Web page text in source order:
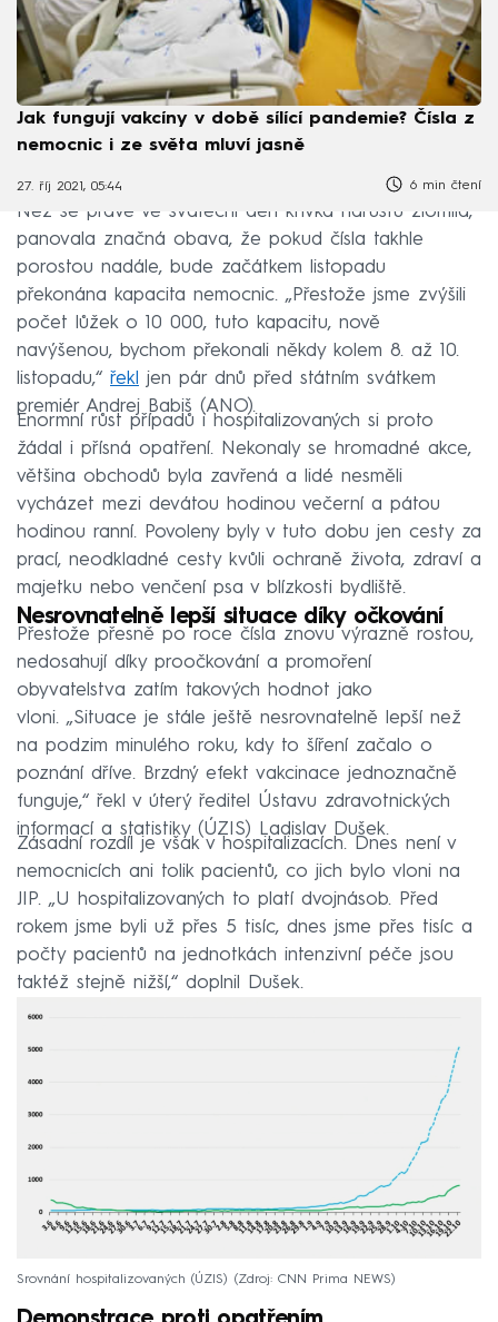
Jak fungují vakcíny v době sílící pandemie? Čísla z
nemocnic i ze světa mluví jasně
27. říj 2021, 05:44 6 min čtení
Než se právě ve sváteční den křivka nárůstu zlomila,
panovala značná obava, že pokud čísla takhle
porostou nadále, bude začátkem listopadu
překonána kapacita nemocnic. „Přestože jsme zvýšili
počet lůžek o 10 000, tuto kapacitu, nově
navýšenou, bychom překonali někdy kolem 8. až 10.
listopadu,“ řekl jen pár dnů před státním svátkem
premiér Andrej Babiš (ANO).
Enormní růst případů i hospitalizovaných si proto
žádal i přísná opatření. Nekonaly se hromadné akce,
většina obchodů byla zavřená a lidé nesměli
vycházet mezi devátou hodinou večerní a pátou
hodinou ranní. Povoleny byly v tuto dobu jen cesty za
prací, neodkladné cesty kvůli ochraně života, zdraví a
majetku nebo venčení psa v blízkosti bydliště.
Nesrovnatelně lepší situace díky očkování
Přestože přesně po roce čísla znovu výrazně rostou,
nedosahují díky proočkování a promoření
obyvatelstva zatím takových hodnot jako
vloni. „Situace je stále ještě nesrovnatelně lepší než
na podzim minulého roku, kdy to šíření začalo o
poznání dříve. Brzdný efekt vakcinace jednoznačně
funguje,“ řekl v úterý ředitel Ústavu zdravotnických
informací a statistiky (ÚZIS) Ladislav Dušek.
Zásadní rozdíl je však v hospitalizacích. Dnes není v
nemocnicích ani tolik pacientů, co jich bylo vloni na
JIP. „U hospitalizovaných to platí dvojnásob. Před
rokem jsme byli už přes 5 tisíc, dnes jsme přes tisíc a
počty pacientů na jednotkách intenzivní péče jsou
taktéž stejně nižší,“ doplnil Dušek.
Srovnání hospitalizovaných (ÚZIS) Zdroj: CNN Prima NEWS